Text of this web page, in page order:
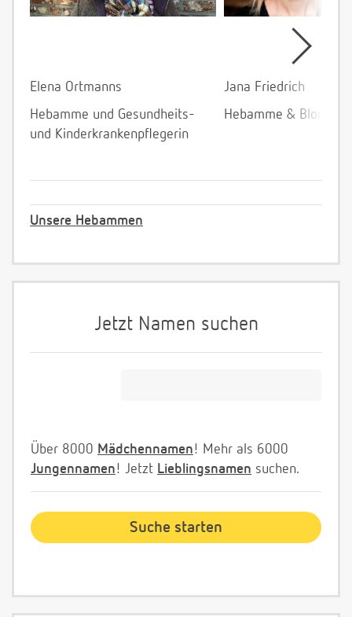
Elena Ortmanns
Hebamme und Gesundheits-
und Kinderkrankenpflegerin
Jana Friedrich
Hebamme &
Unsere Hebammen
Jetzt Namen suchen
Über 8000 Mädchennamen! Mehr als 6000
Jungennamen! Jetzt Lieblingsnamen suchen.